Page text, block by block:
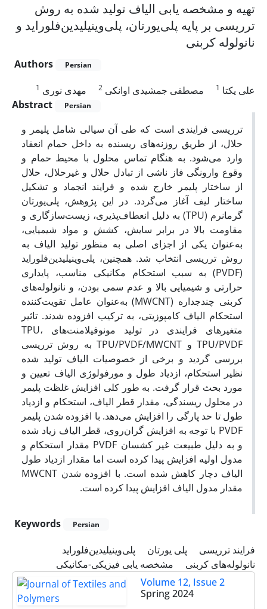
تهیه و مشخصه یابی الیاف تولید شده به روش
ترریسی بر پایه پلی‌یورتان، پلی‌وینیلیدین‌فلوراید و
نانولوله کربنی
Authors Persian
علی یکتا 1 مصطفی جمشیدی اوانکی 2 مهدی نوری 1
Abstract Persian
تر‌ریسی فرایندی است که طی آن سیالی شامل پلیمر و
حلال، از طریق روزنه‌های ریسنده به داخل حمام انعقاد
وارد می‌شود. به هنگام تماس محلول با محیط حمام و
وقوع وارونگی فاز ناشی از تبادل حلال و غیرحلال، حلال
از ساختار پلیمر خارج شده و فرایند انجماد و تشکیل
ساختار لیف آغاز می‌گردد. در این پژوهش، پلی‌یورتان
گرمانرم (TPU) به دلیل انعطاف‌پذیری، زیست‌سازگاری و
مقاومت بالا در برابر سایش، کشش و مواد شیمیایی،
به‌عنوان یکی از اجزای اصلی به منظور تولید الیاف به
روش تر‌ریسی انتخاب شد. همچنین، پلی‌وینیلیدین‌فلوراید
(PVDF) به سبب استحکام مکانیکی مناسب، پایداری
حرارتی و شیمیایی بالا و عدم سمی بودن، و نانولوله‌های
کربنی چندجداره (MWCNT) به‌عنوان عامل تقویت‌کننده
استحکام الیاف کامپوزیتی، به ترکیب افزوده شدند. تاثیر
متغیرهای فرایندی در تولید مونوفیلامنت‌های TPU،
TPU/PVDF و TPU/PVDF/MWCNT به روش ترریسی
بررسی گردید و برخی از خصوصیات الیاف تولید شده
نظیر استحکام، ازدیاد طول و مورفولوژی الیاف تعیین و
مورد بحث قرار گرفت. به طور کلی افزایش غلظت پلیمر
در محلول ریسندگی، مقدار قطر الیاف، استحکام و ازدیاد
طول تا حد پارگی را افزایش می‌دهد. با افزوده شدن پلیمر
PVDF با توجه به افزایش گران‌روی، قطر الیاف زیاد شده
و به دلیل طبیعت غیر کشسان PVDF مقدار استحکام و
مدول اولیه افزایش پیدا کرده است اما مقدار ازدیاد طول
الیاف دچار کاهش شده است. با افزوده شدن MWCNT
مقدار مدول الیاف افزایش پیدا کرده است.
Keywords Persian
فرایند ترریسی پلی یورتان
پلی‌وینیلیدین‌فلوراید
نانولوله‌های کربنی
مشخصه یابی فیزیکی-مکانیکی
Volume 12, Issue 2
Spring 2024